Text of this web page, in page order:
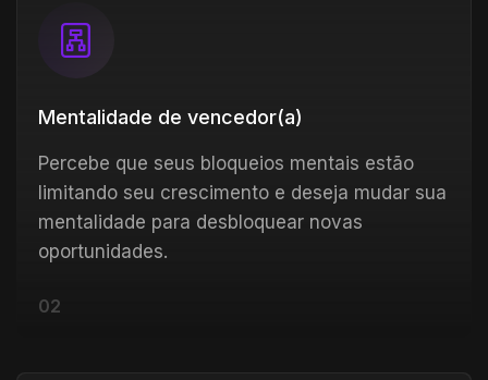
Mentalidade de vencedor(a)
Percebe que seus bloqueios mentais estão
limitando seu crescimento e deseja mudar sua
mentalidade para desbloquear novas
oportunidades.
02